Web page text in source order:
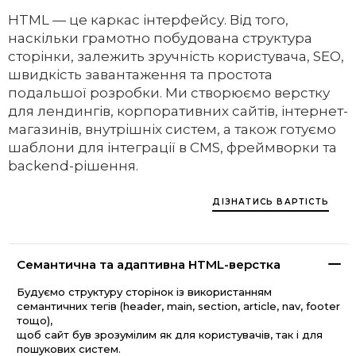
HTML — це каркас інтерфейсу. Від того,
наскільки грамотно побудована структура
сторінки, залежить зручність користувача, SEO,
швидкість завантаження та простота
подальшої розробки. Ми створюємо верстку
для лендингів, корпоративних сайтів, інтернет-
магазинів, внутрішніх систем, а також готуємо
шаблони для інтеграції в CMS, фреймворки та
backend-рішення.
ДІЗНАТИСЬ ВАРТІСТЬ
Семантична та адаптивна HTML-верстка
Будуємо структуру сторінок із використанням
семантичних тегів (header, main, section, article, nav, footer
тощо),
щоб сайт був зрозумілим як для користувачів, так і для
пошукових систем.